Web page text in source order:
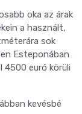
oka az árak
a használt,
sok
Esteponában
4500 euró körüli
kevésbé